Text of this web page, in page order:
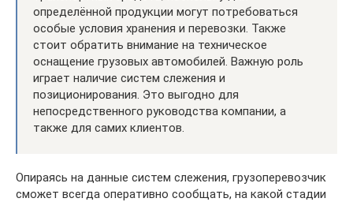
определённой продукции могут потребоваться
особые условия хранения и перевозки. Также
стоит обратить внимание на техническое
оснащение грузовых автомобилей. Важную роль
играет наличие систем слежения и
позиционирования. Это выгодно для
непосредственного руководства компании, а
также для самих клиентов.
Опираясь на данные систем слежения, грузоперевозчик
сможет всегда оперативно сообщать, на какой стадии